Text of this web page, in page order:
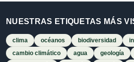
NUESTRAS ETIQUETAS MÁS
clima océanos biodiversidad
cambio climático
agua geología